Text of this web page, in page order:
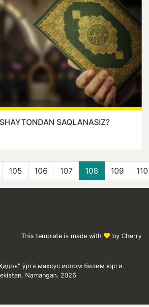
SAQLANASIZ?
105 106 107 108 109 110
This template is made with by Cherry
ўрта махсус ислом билим юрти.
Namangan. 2026